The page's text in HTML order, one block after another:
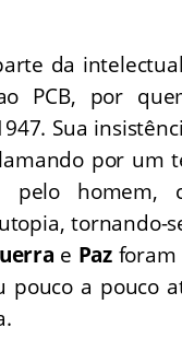
da
PCB, por
Sua
por um
homem,
tornando-
e Paz foram
pouco a pouco